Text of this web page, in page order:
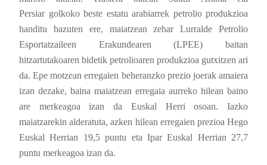
Persiar golkoko beste estatu arabiarrek petrolio produkzioa
handitu bazuten ere, maiatzean zehar Lurralde Petrolio
Esportatzaileen Erakundearen (LPEE) baitan
hitzartutakoaren bidetik petrolioaren produkzioa gutxitzen ari
da. Epe motzean erregaien beheranzko prezio joerak amaiera
izan dezake, baina maiatzean erregaia aurreko hilean baino
are merkeagoa izan da Euskal Herri osoan. Iazko
maiatzarekin alderatuta, azken hilean erregaien prezioa Hego
Euskal Herrian 19,5 puntu eta Ipar Euskal Herrian 27,7
puntu merkeagoa izan da.